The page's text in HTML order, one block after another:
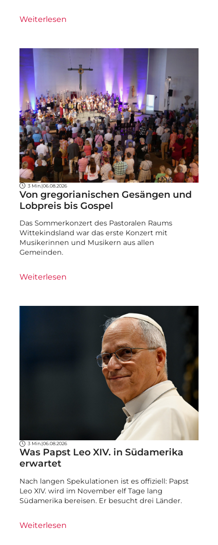
Weiterlesen
3 Min. |06.08.2026
Von gregorianischen Gesängen und
Lobpreis bis Gospel
Das Sommerkonzert des Pastoralen Raums
Wittekindsland war das erste Konzert mit
Musikerinnen und Musikern aus allen
Gemeinden.
Weiterlesen
3 Min.| 06.08.2026
Was Papst Leo XIV. in Südamerika
erwartet
Nach langen Spekulationen ist es offiziell: Papst
Leo XIV. wird im November elf Tage lang
Südamerika bereisen. Er besucht drei Länder.
Weiterlesen